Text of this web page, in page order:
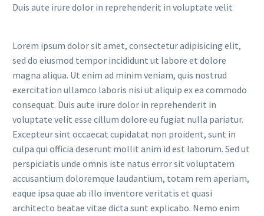
Duis aute irure dolor in reprehenderit in voluptate velit
Lorem ipsum dolor sit amet, consectetur adipisicing elit,
sed do eiusmod tempor incididunt ut labore et dolore
magna aliqua. Ut enim ad minim veniam, quis nostrud
exercitation ullamco laboris nisi ut aliquip ex ea commodo
consequat. Duis aute irure dolor in reprehenderit in
voluptate velit esse cillum dolore eu fugiat nulla pariatur.
Excepteur sint occaecat cupidatat non proident, sunt in
culpa qui officia deserunt mollit anim id est laborum. Sed ut
perspiciatis unde omnis iste natus error sit voluptatem
accusantium doloremque laudantium, totam rem aperiam,
eaque ipsa quae ab illo inventore veritatis et quasi
architecto beatae vitae dicta sunt explicabo. Nemo enim